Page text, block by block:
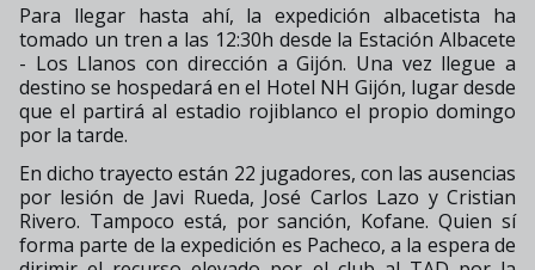
Para llegar hasta ahí, la expedición albacetista ha
tomado un tren a las 12:30h desde la Estación Albacete
- Los Llanos con dirección a Gijón. Una vez llegue a
destino se hospedará en el Hotel NH Gijón, lugar desde
que el partirá al estadio rojiblanco el propio domingo
por la tarde.
En dicho trayecto están 22 jugadores, con las ausencias
por lesión de Javi Rueda, José Carlos Lazo y Cristian
Rivero. Tampoco está, por sanción, Kofane. Quien sí
forma parte de la expedición es Pacheco, a la espera de